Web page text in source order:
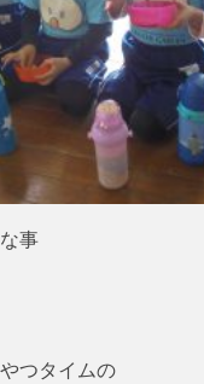
事
つタイムの